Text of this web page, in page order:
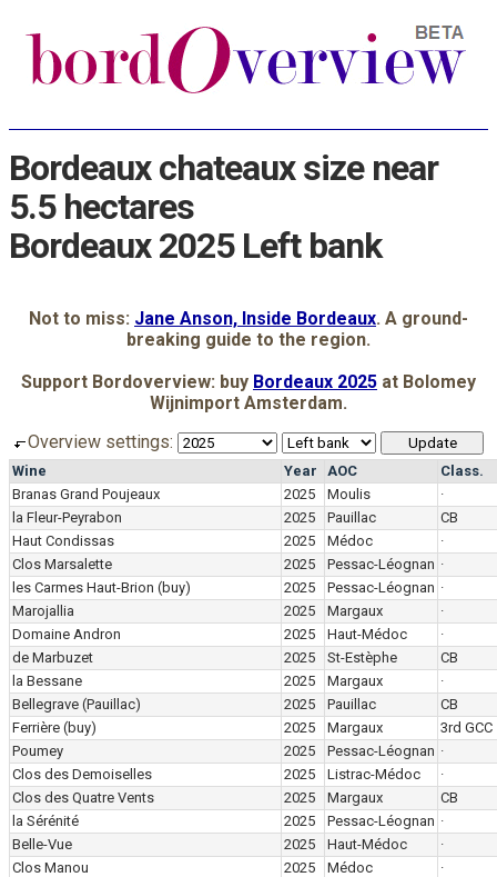
Bordeaux chateaux size near
5.5 hectares
Bordeaux 2025 Left bank
Not to miss: Jane Anson, Inside Bordeaux. A ground-
breaking guide to the region.
Support Bordoverview: buy Bordeaux 2025 at Bolomey
Wijnimport Amsterdam.
Overview settings:
Wine Year AOC
Class.
Branas Grand Poujeaux
2025 Moulis
·
la Fleur-Peyrabon
2025 Pauillac
CB
Haut Condissas
2025 Médoc
·
Clos Marsalette
2025 Pessac-Léognan ·
les Carmes Haut-Brion (buy) 2025 Pessac-Léognan ·
Marojallia
2025 Margaux
·
Domaine Andron
2025 Haut-Médoc
·
de Marbuzet
2025 St-Estèphe
CB
la Bessane
2025 Margaux
·
Bellegrave (Pauillac)
2025 Pauillac
CB
Ferrière (buy) 2025 Margaux
3rd GCC
Poumey
2025 Pessac-Léognan ·
Clos des Demoiselles
2025 Listrac-Médoc
·
Clos des Quatre Vents
2025 Margaux
CB
la Sérénité
2025 Pessac-Léognan ·
Belle-Vue
2025 Haut-Médoc
·
Clos Manou
2025 Médoc
·